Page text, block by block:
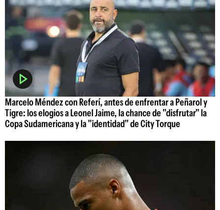
Marcelo Méndez con Referí, antes de enfrentar a Peñarol y
Tigre: los elogios a Leonel Jaime, la chance de "disfrutar" la
Copa Sudamericana y la "identidad" de City Torque